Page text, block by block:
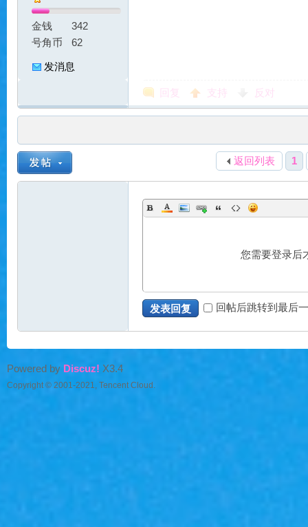
金钱
342
号角币
62
发消息
回复 支持 反对
1
返回列表
您需要登录后
发表回复 回帖后跳转到最后
Powered by Discuz! X3.4
Copyright © 2001-2021, Tencent Cloud.